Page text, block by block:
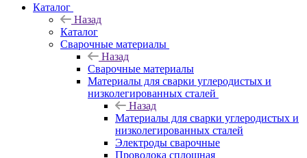
Каталог
Назад
Каталог
Сварочные материалы
Назад
Сварочные материалы
Материалы для сварки углеродистых и
низколегированных сталей
Назад
Материалы для сварки углеродистых и
низколегированных сталей
Электроды сварочные
Проволока сплошная